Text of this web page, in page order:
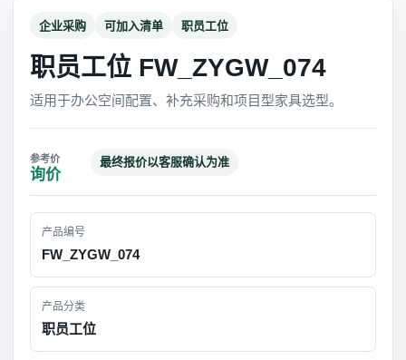
企业采购 可加入清单 职员工位
职员工位 FW_ZYGW_074
适用于办公空间配置、补充采购和项目型家具选型。
询价
最终报价以客服确认为准
产品编号
FW_ZYGW_074
产品分类
职员工位